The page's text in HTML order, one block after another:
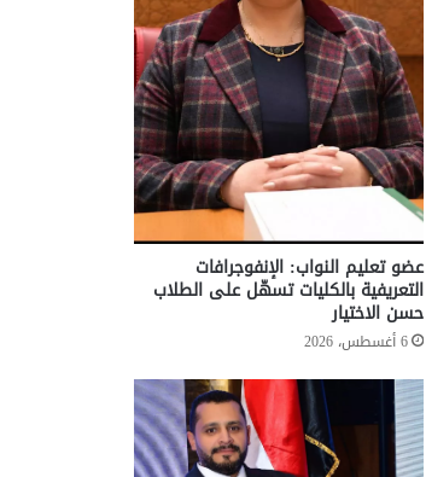
عضو تعليم النواب: الإنفوجرافات
التعريفية بالكليات تسهّل على الطلاب
حسن الاختيار
6 أغسطس، 2026